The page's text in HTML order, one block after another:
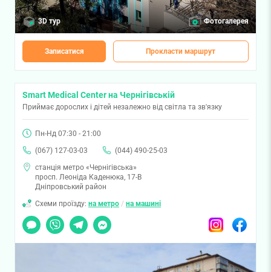
3D тур Фотогалерея
Записатися Прокласти маршрут
Smart Medical Center на Чернігівській
Приймає дорослих і дітей незалежно від світла та зв'язку
Пн-Нд 07:30 - 21:00
(067) 127-03-03
(044) 490-25-03
станція метро «Чернігівська»
просп. Леоніда Каденюка, 17-В
Дніпровський район
Схеми проїзду: на метро / на машині
Чат
Viber TelegramMessenger InstagramFacebook